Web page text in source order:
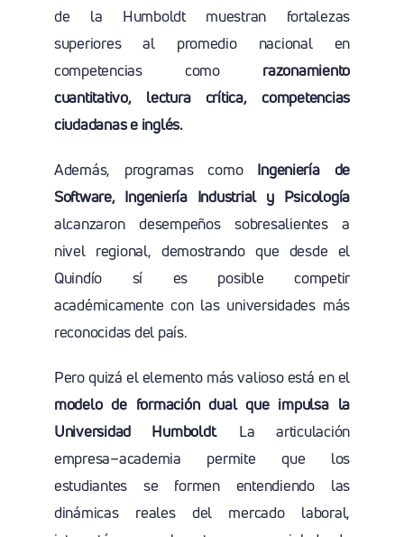
de la Humboldt muestran fortalezas
superiores al promedio nacional en
competencias como razonamiento
cuantitativo, lectura crítica, competencias
ciudadanas e inglés.
Además, programas como Ingeniería de
Software, Ingeniería Industrial y Psicología
alcanzaron desempeños sobresalientes a
nivel regional, demostrando que desde el
Quindío sí es posible competir
académicamente con las universidades más
reconocidas del país.
Pero quizá el elemento más valioso está en el
modelo de formación dual que impulsa la
Universidad Humboldt. La articulación
empresa–academia permite que los
estudiantes se formen entendiendo las
dinámicas reales del mercado laboral,